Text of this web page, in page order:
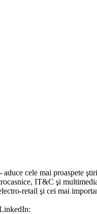
aduce cele mai proaspete
IT&C şi
retail şi cei mai